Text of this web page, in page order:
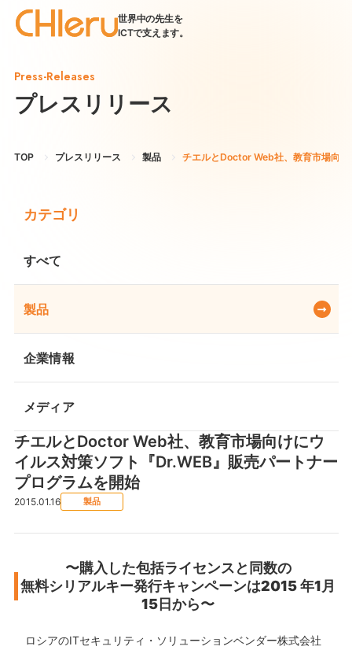
世界中の先生を
ICTで支えます。
Press-Releases
プレスリリース
TOP プレスリリース 製品 チエルとDoctor Web社、教育市場向
カテゴリ
すべて
製品
企業情報
メディア
チエルとDoctor Web社、教育市場向けにウ
イルス対策ソフト『Dr.WEB』販売パートナー
プログラムを開始
2015.01.16 製品
〜購入した包括ライセンスと同数の
無料シリアルキー発行キャンペーンは2015 年1月
15日から〜
ロシアのITセキュリティ・ソリューションベンダー株式会社